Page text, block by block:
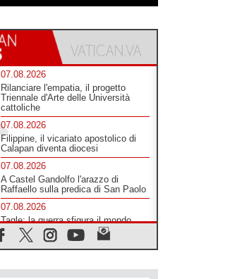
07.08.2026
Rilanciare l'empatia, il progetto
Triennale d'Arte delle Università
cattoliche
07.08.2026
Filippine, il vicariato apostolico di
Calapan diventa diocesi
07.08.2026
A Castel Gandolfo l'arazzo di
Raffaello sulla predica di San Paolo
07.08.2026
Tagle: la guerra sfigura il mondo,
solo la rivelazione di Dio lo
trasfigura
Il Papa in Francia, quattro giorni